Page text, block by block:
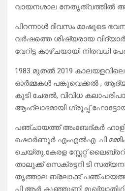
വായനശാല നേതൃത്വത്തിൽ
പിറന്നാൾ ദിവസം മാഷുടെ
വർഷത്തെ ശിഷ്യരായ
വേറിട്ട കാഴ്ചയായി നിരവധി
1983 മുതൽ 2019
ഓർമ്മകൾ പങ്കുവെക്കൽ ,
കൂടി ചേരൽ, വിവിധ
ആഹ്ലാദമായി ഗ്രൂപ്പ്
പഞ്ചായത്ത് അംബേദ്കർ
ഷൊർണൂർ എംഎൽഎ .പി
ചെയ്തു.കേരള സ്റ്റേറ്റ്
താലൂക്ക് സെക്രട്ടറി ടി
തൃത്താല ബ്ലോക്ക്